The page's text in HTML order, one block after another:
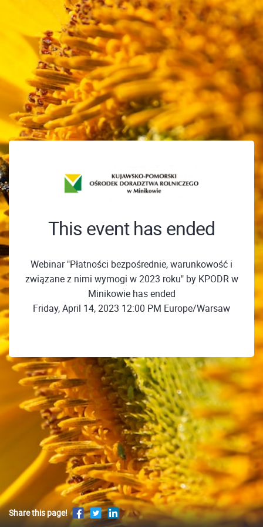
This event has ended
Webinar "Płatności bezpośrednie, warunkowość i
związane z nimi wymogi w 2023 roku" by KPODR w
Minikowie has ended
Friday, April 14, 2023 12:00 PM Europe/Warsaw
Share this page!